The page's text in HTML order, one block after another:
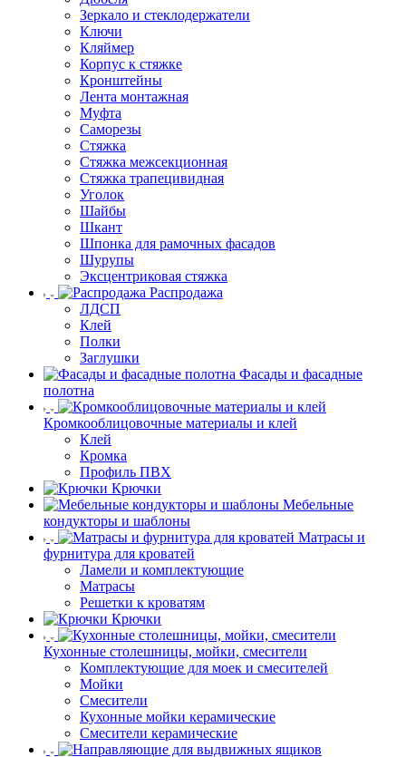
Зеркало и стеклодержатели
Ключи
Кляймер
Корпус к стяжке
Кронштейны
Лента монтажная
Муфта
Саморезы
Стяжка
Стяжка межсекционная
Стяжка трапецивидная
Уголок
Шайбы
Шкант
Шпонка для рамочных фасадов
Шурупы
Эксцентриковая стяжка
Распродажа
ЛДСП
Клей
Полки
Заглушки
Фасады и фасадные
полотна
Кромкооблицовочные материалы и клей
Клей
Кромка
Профиль ПВХ
Крючки
Мебельные
кондукторы и шаблоны
Матрасы и
фурнитура для кроватей
Ламели и комплектующие
Матрасы
Решетки к кроватям
Крючки
Кухонные столешницы, мойки, смесители
Комплектующие для моек и смесителей
Мойки
Смесители
Кухонные мойки керамические
Смесители керамические